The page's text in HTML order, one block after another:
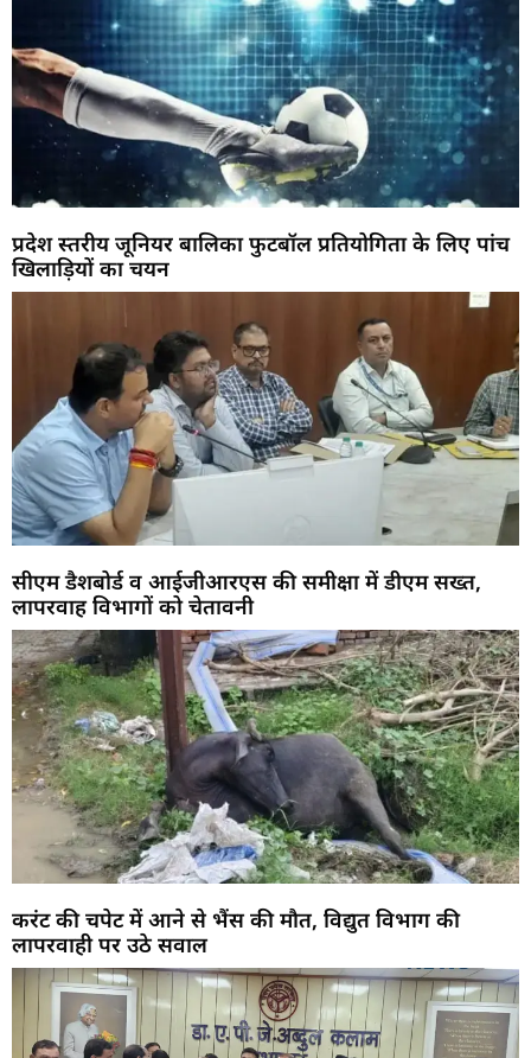
प्रदेश स्तरीय जूनियर बालिका फुटबॉल प्रतियोगिता के लिए पांच
खिलाड़ियों का चयन
सीएम डैशबोर्ड व आईजीआरएस की समीक्षा में डीएम सख्त,
लापरवाह विभागों को चेतावनी
करंट की चपेट में आने से भैंस की मौत, विद्युत विभाग की
लापरवाही पर उठे सवाल